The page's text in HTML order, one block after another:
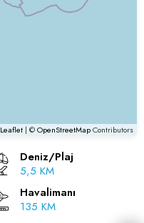
Leaflet | ©OpenStreetMapContributors
Deniz/Plaj
5,5 KM
Havalimanı
135 KM